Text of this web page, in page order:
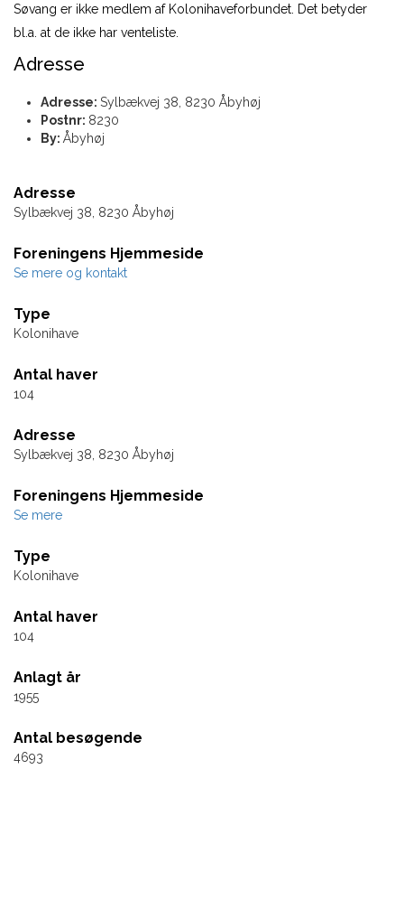
Søvang er ikke medlem af Kolonihaveforbundet. Det betyder
bl.a. at de ikke har venteliste.
Adresse
Adresse: Sylbækvej 38, 8230 Åbyhøj
Postnr: 8230
By: Åbyhøj
Adresse
Sylbækvej 38, 8230 Åbyhøj
Foreningens Hjemmeside
Se mere og kontakt
Type
Kolonihave
Antal haver
104
Adresse
Sylbækvej 38, 8230 Åbyhøj
Foreningens Hjemmeside
Se mere
Type
Kolonihave
Antal haver
104
Anlagt år
1955
Antal besøgende
4693